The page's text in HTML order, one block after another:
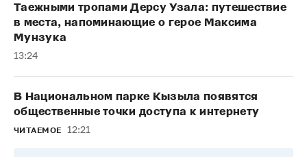
Таежными тропами Дерсу Узала: путешествие
в места, напоминающие о герое Максима
Мунзука
13:24
В Национальном парке Кызыла появятся
общественные точки доступа к интернету
ЧИТАЕМОЕ 12:21